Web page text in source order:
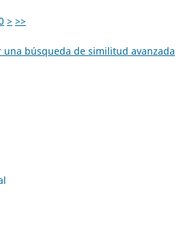
> >>
una búsqueda de similitud avanzada